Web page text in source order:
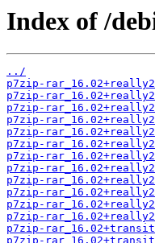
Index of /
../
p7zip-
p7zip-
p7zip-
p7zip-
p7zip-
p7zip-
p7zip-
p7zip-
p7zip-
p7zip-
p7zip-
p7zip-
p7zip-
p7zip-